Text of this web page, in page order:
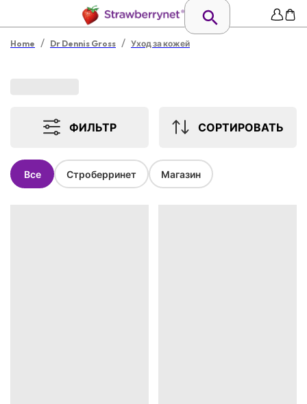
Home / Dr Dennis Gross / Уход за кожей
ФИЛЬТР СОРТИРОВАТЬ
Все Строберринет Магазин